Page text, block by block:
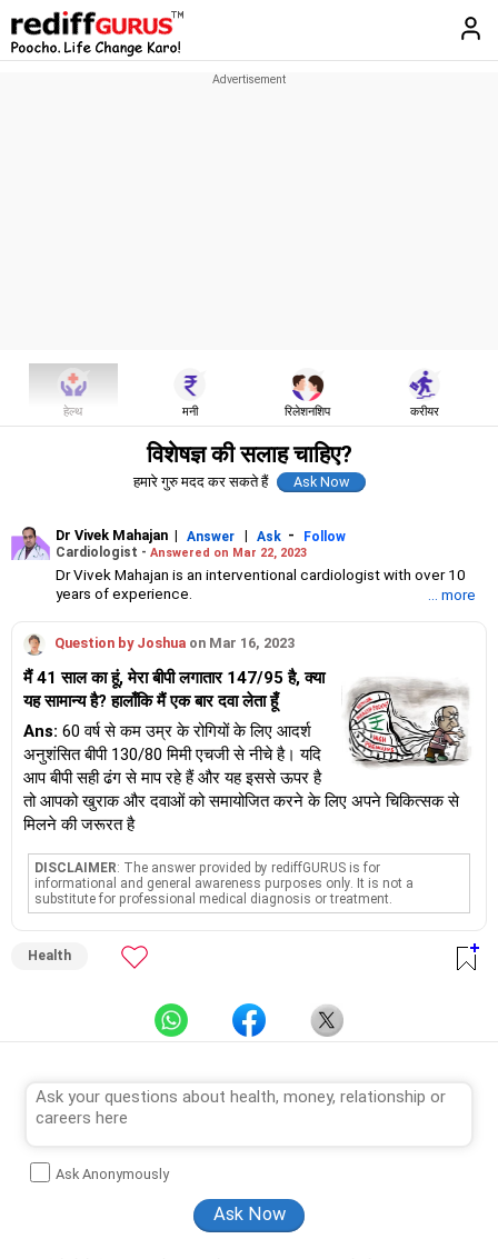
हेल्थ मनी रिलेशनशिप करीयर
विशेषज्ञ की सलाह चाहिए?
हमारे गुरु मदद कर सकते हैं
Dr Vivek Mahajan | Answer | Ask -
Follow
Cardiologist - Answered on Mar 22, 2023
Dr Vivek Mahajan is an interventional cardiologist with over 10
years of experience.
He has been working as interventional cardiologist and
electrophysiologist at Fortis Hospital since 2013.
Dr Mahajan has a postgraduate degree in interventional
cardiology from the Post Graduate Institute of Medical
Education and Research, Chandigarh, and a master’s degree in
medicine from the All India Institute Of Medical Science, New
Delhi.
... more
Question by Joshua on Mar 16, 2023
मैं 41 साल का हूं, मेरा बीपी लगातार 147/95 है, क्या
यह सामान्य है? हालाँकि मैं एक बार दवा लेता हूँ
Ans: 60 वर्ष से कम उम्र के रोगियों के लिए आदर्श
अनुशंसित बीपी 130/80 मिमी एचजी से नीचे है। यदि
आप बीपी सही ढंग से माप रहे हैं और यह इससे ऊपर है
तो आपको खुराक और दवाओं को समायोजित करने के लिए अपने चिकित्सक से
मिलने की जरूरत है
DISCLAIMER: The answer provided by rediffGURUS is for
informational and general awareness purposes only. It is not a
substitute for professional medical diagnosis or treatment.
Health
Ask Anonymously